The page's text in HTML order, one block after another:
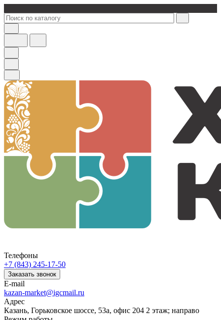
Телефоны
+7 (843) 245-17-50
Заказать звонок
E-mail
kazan-market@igcmail.ru
Адрес
Казань, ​Горьковское шоссе, 53а, офис 204 2 этаж; направо